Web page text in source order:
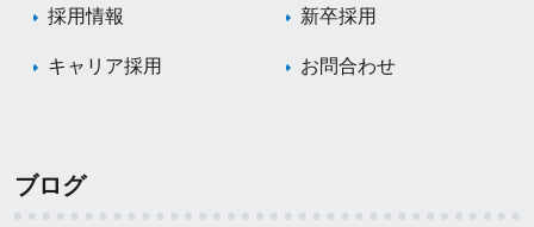
採用情報 新卒採用
キャリア採用 お問合わせ
ブログ